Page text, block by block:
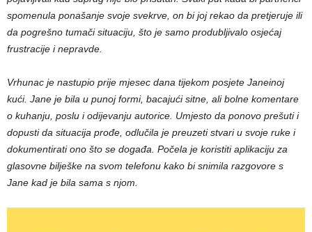
spomenula ponašanje svoje svekrve, on bi joj rekao da pretjeruje ili
da pogrešno tumači situaciju, što je samo produbljivalo osjećaj
frustracije i nepravde.
Vrhunac je nastupio prije mjesec dana tijekom posjete Janeinoj
kući. Jane je bila u punoj formi, bacajući sitne, ali bolne komentare
o kuhanju, poslu i odijevanju autorice. Umjesto da ponovo prešuti i
dopusti da situacija prođe, odlučila je preuzeti stvari u svoje ruke i
dokumentirati ono što se događa. Počela je koristiti aplikaciju za
glasovne bilješke na svom telefonu kako bi snimila razgovore s
Jane kad je bila sama s njom.